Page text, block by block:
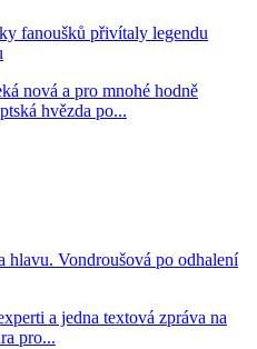
fanoušků přivítaly legendu
nová a pro mnohé hodně
hvězda po...
hlavu. Vondroušová po odhalení
a jedna textová zpráva na
pro...